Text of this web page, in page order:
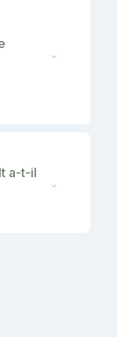
⌄
a-t-il
⌄